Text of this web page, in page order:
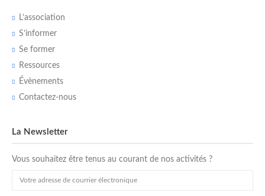
L’association
S’informer
Se former
Ressources
Évènements
Contactez-nous
La Newsletter
Vous souhaitez être tenus au courant de nos activités ?